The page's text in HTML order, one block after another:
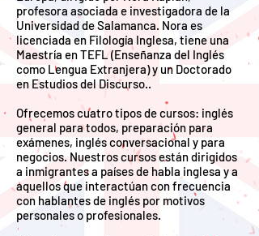
profesora asociada e investigadora de la
Universidad de Salamanca. Nora es
licenciada en Filología Inglesa, tiene una
Maestría en TEFL (Enseñanza del Inglés
como Lengua Extranjera) y un Doctorado
en Estudios del Discurso..
Ofrecemos cuatro tipos de cursos: inglés
general para todos, preparación para
exámenes, inglés conversacional y para
negocios. Nuestros cursos están dirigidos
a inmigrantes a países de habla inglesa y a
aquellos que interactúan con frecuencia
con hablantes de inglés por motivos
personales o profesionales.